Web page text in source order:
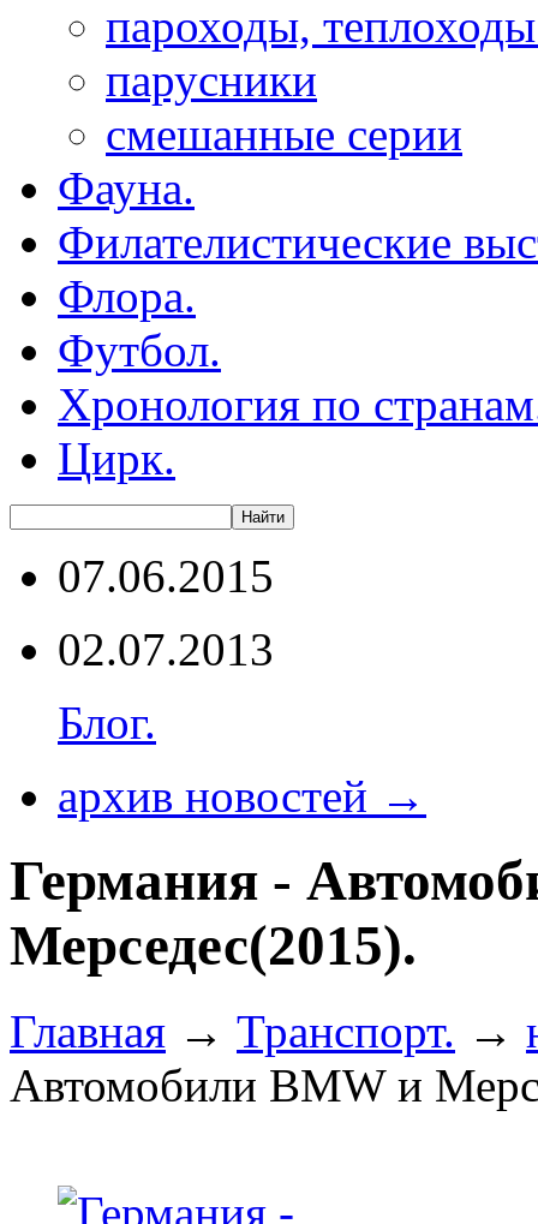
пароходы,
парусники
смешанные серии
Фауна.
Филателистические
Флора.
Футбол.
Хронология по
Цирк.
07.06.2015
02.07.2013
Блог.
архив новостей →
Германия -
Мерседес(2015).
Главная → Транспорт. →
Автомобили BMW и